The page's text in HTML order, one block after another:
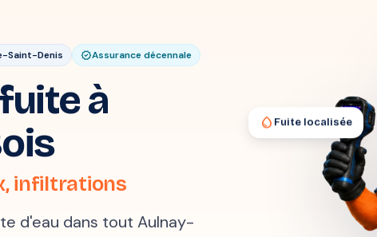
Saint-Denis verifiedAssurance décennale
à
infiltrations
d'eau dans tout Aulnay-
water_drop Fuite localisée